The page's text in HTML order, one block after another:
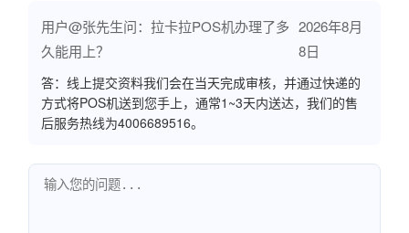
用户@张先生问：拉卡拉POS机办理了多
久能用上？
2026年8月
8日
答：线上提交资料我们会在当天完成审核，并通过快递的
方式将POS机送到您手上，通常1~3天内送达，我们的售
后服务热线为4006689516。